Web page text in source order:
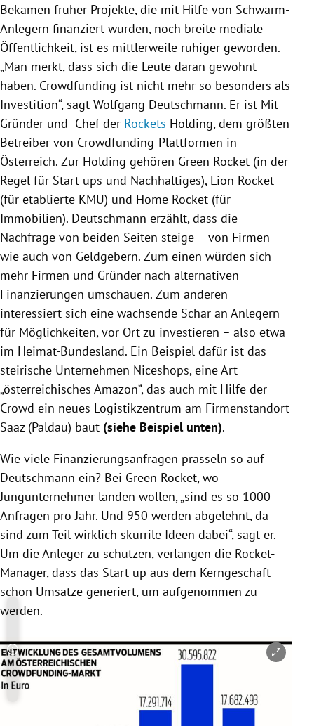
Bekamen früher Projekte, die mit Hilfe von Schwarm-
Anlegern finanziert wurden, noch breite mediale
Öffentlichkeit, ist es mittlerweile ruhiger geworden.
„Man merkt, dass sich die Leute daran gewöhnt
haben. Crowdfunding ist nicht mehr so besonders als
Investition“, sagt Wolfgang Deutschmann. Er ist Mit-
Gründer und -Chef der Rockets Holding, dem größten
Betreiber von Crowdfunding-Plattformen in
Österreich. Zur Holding gehören Green Rocket (in der
Regel für Start-ups und Nachhaltiges), Lion Rocket
(für etablierte KMU) und Home Rocket (für
Immobilien). Deutschmann erzählt, dass die
Nachfrage von beiden Seiten steige – von Firmen
wie auch von Geldgebern. Zum einen würden sich
mehr Firmen und Gründer nach alternativen
Finanzierungen umschauen. Zum anderen
interessiert sich eine wachsende Schar an Anlegern
für Möglichkeiten, vor Ort zu investieren – also etwa
im Heimat-Bundesland. Ein Beispiel dafür ist das
steirische Unternehmen Niceshops, eine Art
„österreichisches Amazon“, das auch mit Hilfe der
Crowd ein neues Logistikzentrum am Firmenstandort
Saaz(Paldau) baut (siehe Beispiel unten).
Wie viele Finanzierungsanfragen prasseln so auf
Deutschmann ein? Bei Green Rocket, wo
Jungunternehmer landen wollen, „sind es so 1000
Anfragen pro Jahr. Und 950 werden abgelehnt, da
sind zum Teil wirklich skurrile Ideen dabei“, sagt er.
Um die Anleger zu schützen, verlangen die Rocket-
Manager, dass das Start-up aus dem Kerngeschäft
schon Umsätze generiert, um aufgenommen zu
werden.
Copyright-Hinweis öffnen/schließen